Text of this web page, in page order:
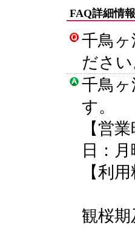
FAQ詳細情報
千鳥
ださい
千鳥
す。
【営
日：月
【利
（
観桜